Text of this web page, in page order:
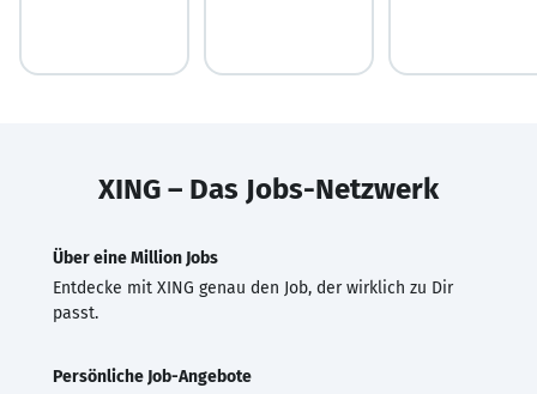
XING – Das Jobs-Netzwerk
Über eine Million Jobs
Entdecke mit XING genau den Job, der wirklich zu Dir
passt.
Persönliche Job-Angebote